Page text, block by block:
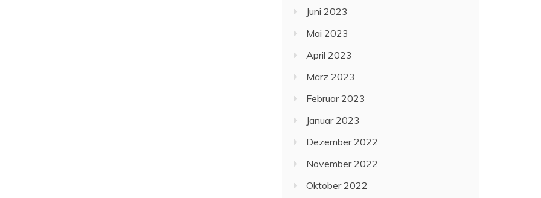
Juni 2023
Mai 2023
April 2023
März 2023
Februar 2023
Januar 2023
Dezember 2022
November 2022
Oktober 2022